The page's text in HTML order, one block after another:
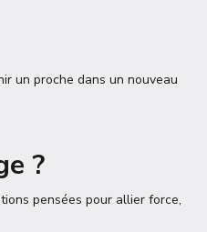
un proche dans un nouveau
?
pensées pour allier force,